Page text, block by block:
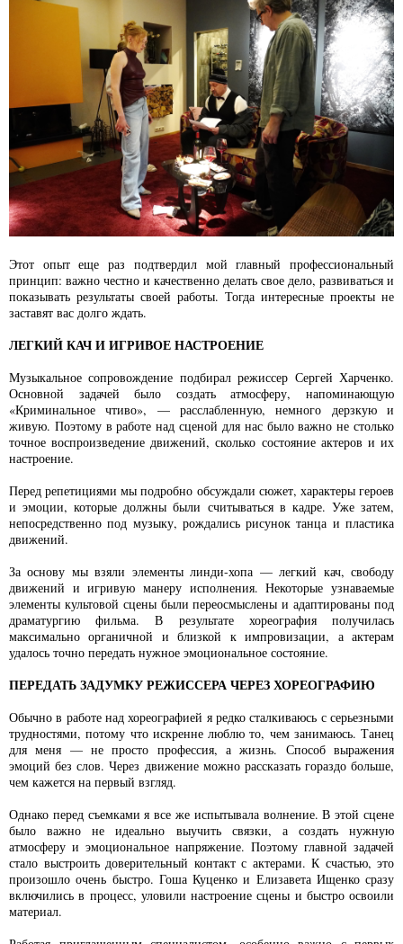
Этот опыт еще раз подтвердил мой главный профессиональный
принцип: важно честно и качественно делать свое дело, развиваться и
показывать результаты своей работы. Тогда интересные проекты не
заставят вас долго ждать.
ЛЕГКИЙ КАЧ И ИГРИВОЕ НАСТРОЕНИЕ
Музыкальное сопровождение подбирал режиссер Сергей Харченко.
Основной задачей было создать атмосферу, напоминающую
«Криминальное чтиво», — расслабленную, немного дерзкую и
живую. Поэтому в работе над сценой для нас было важно не столько
точное воспроизведение движений, сколько состояние актеров и их
настроение.
Перед репетициями мы подробно обсуждали сюжет, характеры героев
и эмоции, которые должны были считываться в кадре. Уже затем,
непосредственно под музыку, рождались рисунок танца и пластика
движений.
За основу мы взяли элементы линди-хопа — легкий кач, свободу
движений и игривую манеру исполнения. Некоторые узнаваемые
элементы культовой сцены были переосмыслены и адаптированы под
драматургию фильма. В результате хореография получилась
максимально органичной и близкой к импровизации, а актерам
удалось точно передать нужное эмоциональное состояние.
ПЕРЕДАТЬ ЗАДУМКУ РЕЖИССЕРА ЧЕРЕЗ ХОРЕОГРАФИЮ
Обычно в работе над хореографией я редко сталкиваюсь с серьезными
трудностями, потому что искренне люблю то, чем занимаюсь. Танец
для меня — не просто профессия, а жизнь. Способ выражения
эмоций без слов. Через движение можно рассказать гораздо больше,
чем кажется на первый взгляд.
Однако перед съемками я все же испытывала волнение. В этой сцене
было важно не идеально выучить связки, а создать нужную
атмосферу и эмоциональное напряжение. Поэтому главной задачей
стало выстроить доверительный контакт с актерами. К счастью, это
произошло очень быстро. Гоша Куценко и Елизавета Ищенко сразу
включились в процесс, уловили настроение сцены и быстро освоили
материал.